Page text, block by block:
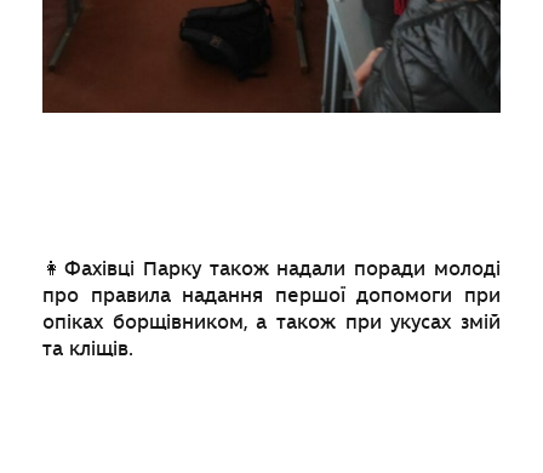
👩Фахівці Парку також надали поради молоді
про правила надання першої допомоги при
опіках борщівником, а також при укусах змій
та кліщів.